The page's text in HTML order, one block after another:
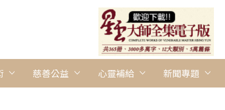
慈善公益 心靈補給 新聞專題